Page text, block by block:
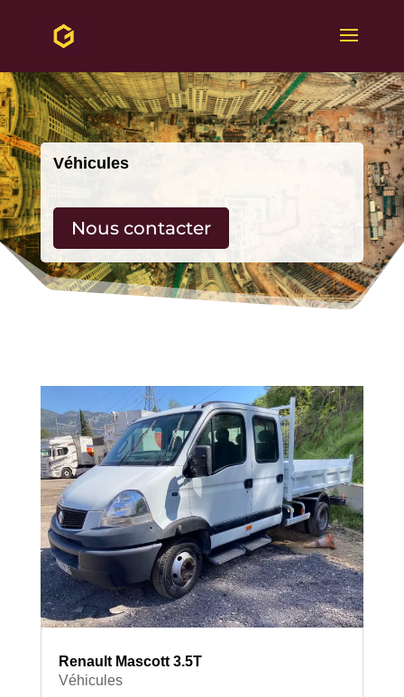
Véhicules
Nous contacter
Renault Mascott 3.5T
Véhicules